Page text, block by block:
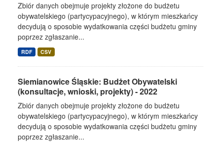
Zbiór danych obejmuje projekty złożone do budżetu
obywatelskiego (partycypacyjnego), w którym mieszkańcy
decydują o sposobie wydatkowania części budżetu gminy
poprzez zgłaszanie...
RDF CSV
Siemianowice Śląskie: Budżet Obywatelski
(konsultacje, wnioski, projekty) - 2022
Zbiór danych obejmuje projekty złożone do budżetu
obywatelskiego (partycypacyjnego), w którym mieszkańcy
decydują o sposobie wydatkowania części budżetu gminy
poprzez zgłaszanie...